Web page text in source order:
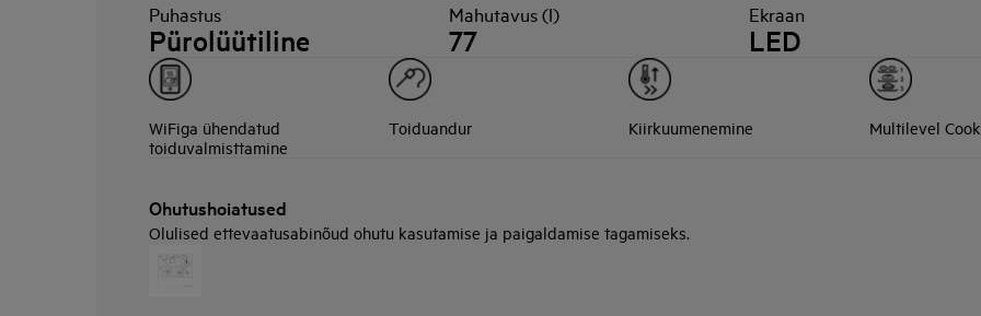
Puhastus
Pürolüütiline
Mahutavus (l)
77
Ekraan
LED
WiFiga ühendatud
toiduvalmisttamine
Toiduandur Kiirkuumenemine Multilevel
Ohutushoiatused
Olulised ettevaatusabinõud ohutu kasutamise ja paigaldamise tagamiseks.